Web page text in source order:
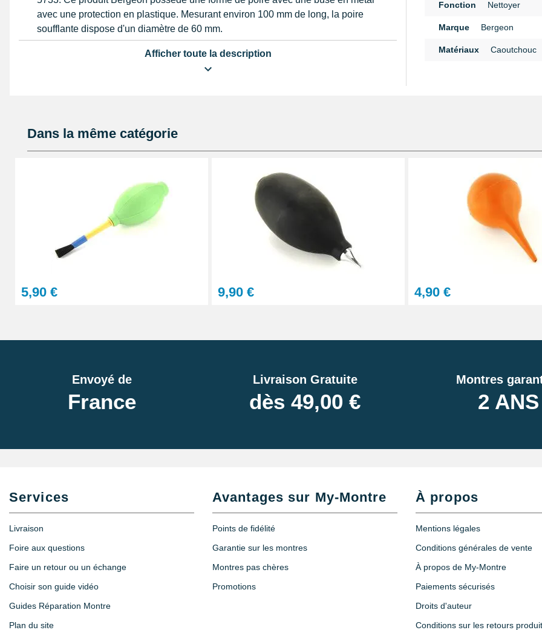
avec une protection en plastique. Mesurant environ 100 mm de long, la poire
soufflante dispose d'un diamètre de 60 mm.
Cette poire soufflante dépoussiérante est un accessoire nécessaire pour un
travail minutieux dans l'horlogerie, la bijouterie, et tout type de travaux manuels.
Afficher toute la description
Fonction Nettoyer
Marque Bergeon
Matériaux Caoutchouc
Dans la même catégorie
5,90 € 9,90 € 4,90 €
Envoyé de
France
Livraison Gratuite
dès 49,00 €
Montres
2 ANS
Services
Livraison
Foire aux questions
Faire un retour ou un échange
Choisir son guide vidéo
Guides Réparation Montre
Plan du site
Avantages sur My-Montre
Points de fidélité
Garantie sur les montres
Montres pas chères
Promotions
À propos
Mentions légales
Conditions générales de vente
À propos de My-Montre
Paiements sécurisés
Droits d'auteur
Conditions sur les retours